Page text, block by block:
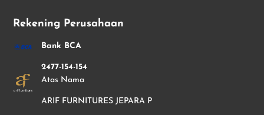
Rekening Perusahaan
Bank BCA
2477-154-154
Atas Nama
ARIF FURNITURES JEPARA P